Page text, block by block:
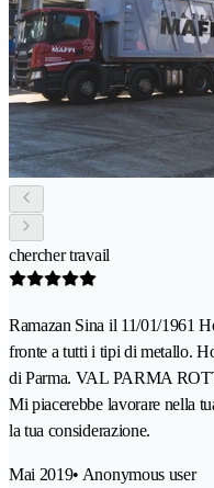
chercher travail
Ramazan Sina il 11/01/1961
fronte a tutti i tipi di metallo.
di Parma. VAL PARMA
Mi piacerebbe lavorare nella
la tua considerazione.
Mai 2019• Anonymous user